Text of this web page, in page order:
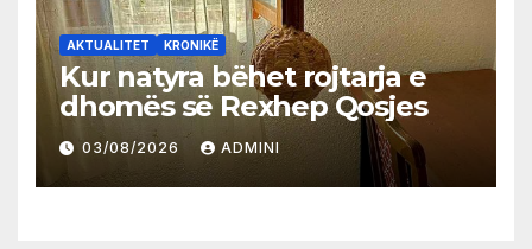
AKTUALITET KRONIKË
Kur natyra bëhet rojtarja e
dhomës së Rexhep Qosjes
03/08/2026 ADMINI